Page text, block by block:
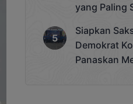
yang Paling
Siapkan
Demokrat
Panaskan